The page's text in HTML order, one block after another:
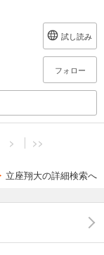
試し読み
フォロー
> >>
立座翔大の詳細検索へ